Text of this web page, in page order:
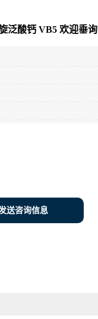
泛酸钙 VB5 欢迎垂询
送咨询信息